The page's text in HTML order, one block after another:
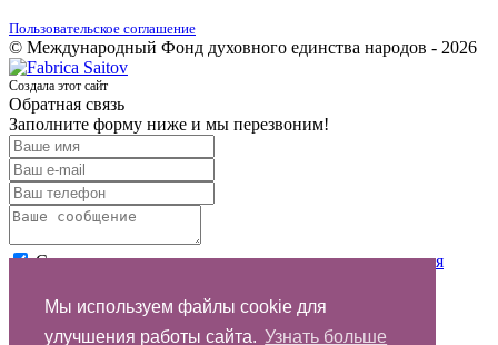
Мы используем файлы cookie для
улучшения работы сайта. Узнать больше
Пользовательское соглашение
© Международный Фонд духовного единства народов - 2026
Создала этот сайт
Обратная связь
Заполните форму ниже и мы перезвоним!
Согласен с условиямипользовательского соглашения